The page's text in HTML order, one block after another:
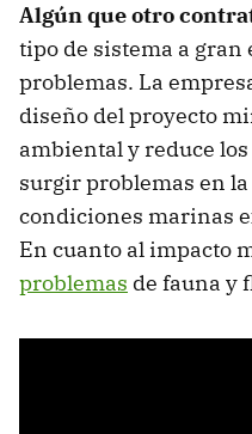
Algún que otro
tipo de sistema a gran
problemas. La
diseño del proyecto
ambiental y reduce
surgir problemas en
condiciones marinas
En cuanto al impacto
problemas de fauna y